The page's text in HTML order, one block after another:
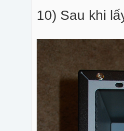
10) Sau khi